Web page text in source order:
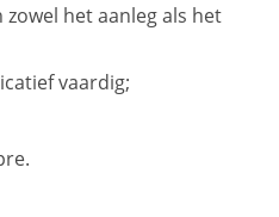
het aanleg als het
vaardig;